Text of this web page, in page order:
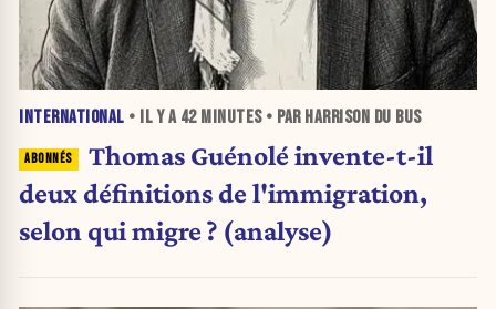
INTERNATIONAL • IL Y A 42 MINUTES• PAR HARRISON DU BUS
Thomas Guénolé invente-t-il
deux définitions de l'immigration,
selon qui migre ? (analyse)